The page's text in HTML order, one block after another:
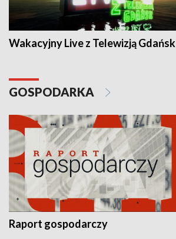
Wakacyjny Live z Telewizją Gdańsk
GOSPODARKA
Raport gospodarczy